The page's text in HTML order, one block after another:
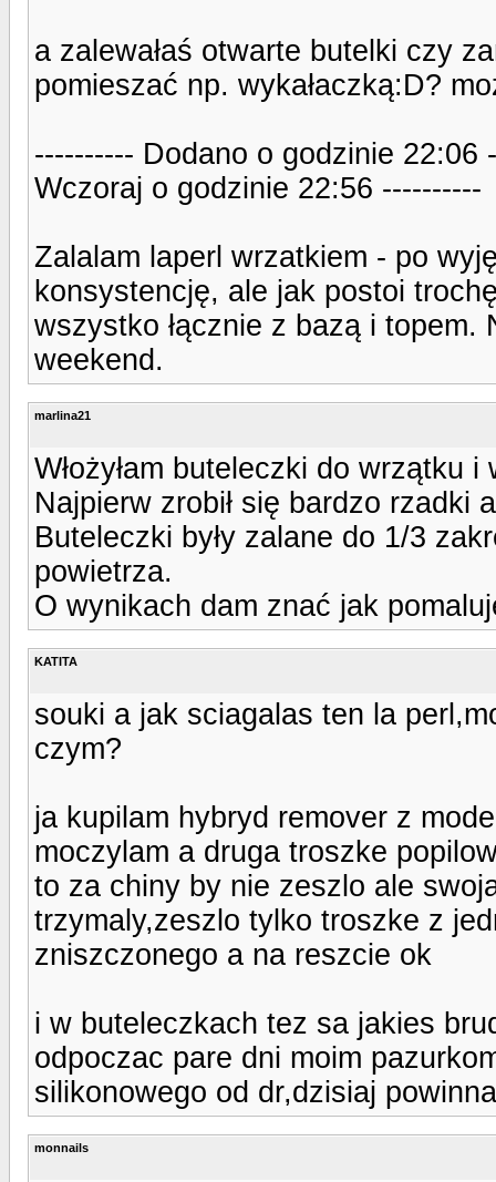
a zalewałaś otwarte butelki czy
pomieszać np. wykałaczką:D?
---------- Dodano o godzinie 22:06
Wczoraj o godzinie 22:56 ----------
Zalalam laperl wrzatkiem - po
konsystencję, ale jak postoi
wszystko łącznie z bazą i topem.
weekend.
marlina21
Włożyłam buteleczki do wrzątku
Najpierw zrobił się bardzo rzadki
Buteleczki były zalane do 1/3
powietrza.
O wynikach dam znać jak
KATITA
souki a jak sciagalas ten la
czym?
ja kupilam hybryd remover z
moczylam a druga troszke
to za chiny by nie zeszlo ale
trzymaly,zeszlo tylko troszke z
zniszczonego a na reszcie ok
i w buteleczkach tez sa jakies
odpoczac pare dni moim
silikonowego od dr,dzisiaj
monnails